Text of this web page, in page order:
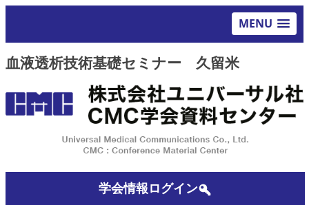
MENU
血液透析技術基礎セミナー 久留米
学会情報ログイン